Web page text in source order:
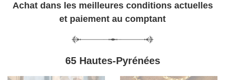
Achat dans les meilleures conditions actuelles
et paiement au comptant
65 Hautes-Pyrénées